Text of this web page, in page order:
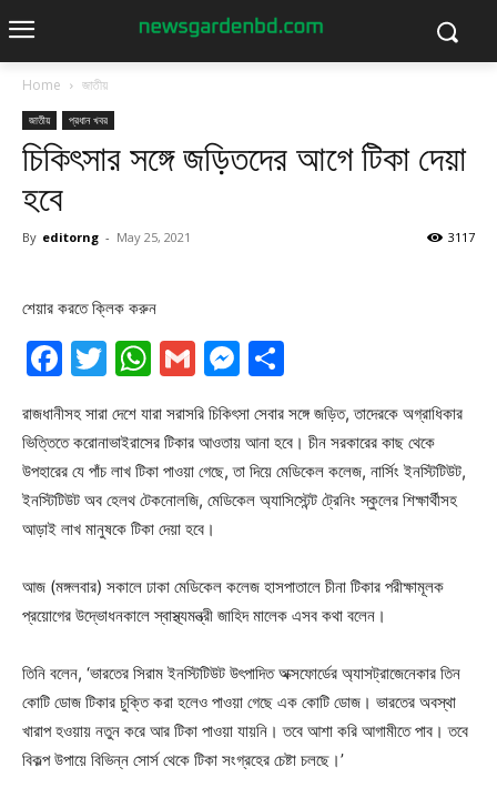
Home জাতীয়
জাতীয় প্রধান খবর
চিকিৎসার সঙ্গে জড়িতদের আগে টিকা দেয়া
হবে
By editorng - May 25, 2021 3117
শেয়ার করতে ক্লিক করুন
Facebook
Twitter
WhatsApp
GmailMessenger
রাজধানীসহ সারা দেশে যারা সরাসরি চিকিৎসা সেবার সঙ্গে জড়িত, তাদেরকে অগ্রাধিকার
ভিত্তিতে করোনাভাইরাসের টিকার আওতায় আনা হবে। চীন সরকারের কাছ থেকে
উপহারের যে পাঁচ লাখ টিকা পাওয়া গেছে, তা দিয়ে মেডিকেল কলেজ, নার্সিং ইনস্টিটিউট,
ইনস্টিটিউট অব হেলথ টেকনোলজি, মেডিকেল অ্যাসিস্টেন্ট ট্রেনিং স্কুলের শিক্ষার্থীসহ
আড়াই লাখ মানুষকে টিকা দেয়া হবে।
আজ (মঙ্গলবার) সকালে ঢাকা মেডিকেল কলেজ হাসপাতালে চীনা টিকার পরীক্ষামূলক
প্রয়োগের উদ্ভোধনকালে স্বাস্থ্যমন্ত্রী জাহিদ মালেক এসব কথা বলেন।
তিনি বলেন, ‘ভারতের সিরাম ইনস্টিটিউট উৎপাদিত অক্সফোর্ডের অ্যাসট্রাজেনেকার তিন
কোটি ডোজ টিকার চুক্তি করা হলেও পাওয়া গেছে এক কোটি ডোজ। ভারতের অবস্থা
খারাপ হওয়ায় নতুন করে আর টিকা পাওয়া যায়নি। তবে আশা করি আগামীতে পাব। তবে
বিকল্প উপায়ে বিভিন্ন সোর্স থেকে টিকা সংগ্রহের চেষ্টা চলছে।’